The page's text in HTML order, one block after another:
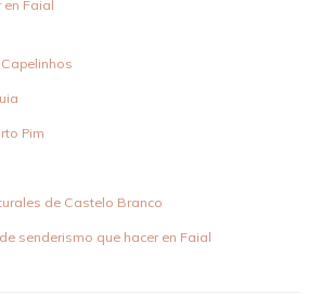
en Faial
Pim
de Castelo Branco
senderismo que hacer en Faial